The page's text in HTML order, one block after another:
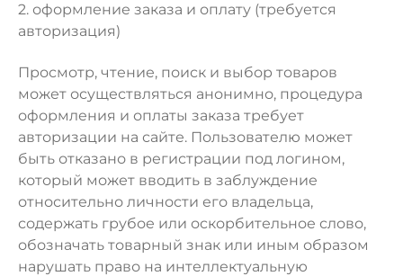
2. оформление заказа и оплату (требуется
авторизация)
Просмотр, чтение, поиск и выбор товаров
может осуществляться анонимно, процедура
оформления и оплаты заказа требует
авторизации на сайте. Пользователю может
быть отказано в регистрации под логином,
который может вводить в заблуждение
относительно личности его владельца,
содержать грубое или оскорбительное слово,
обозначать товарный знак или иным образом
нарушать право на интеллектуальную